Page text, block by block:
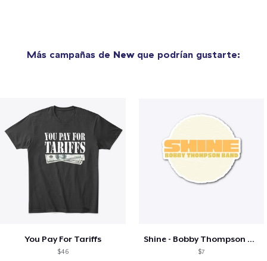
Más campañas de Newque podrían gustarte:
You Pay For Tariffs
$46
Shine - Bobby Thompson Band Merch
$7